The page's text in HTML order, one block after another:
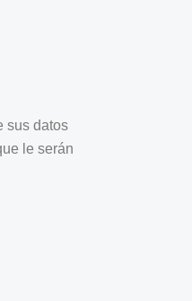
sus datos
le serán